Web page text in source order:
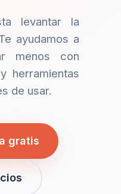
levantar la
ayudamos a
menos con
herramientas
de usar.
gratis